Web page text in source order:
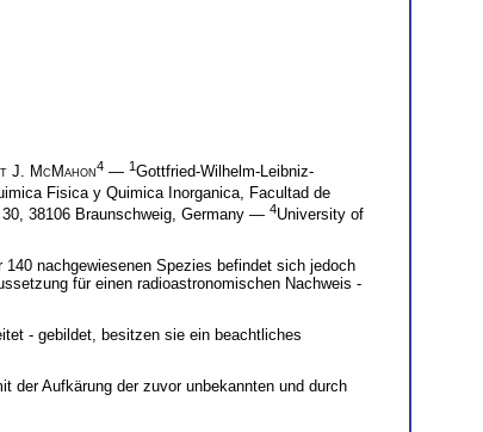
J. McMahon4 — 1Gottfried-Wilhelm-Leibniz-
Fisica y Quimica Inorganica, Facultad de
38106 Braunschweig, Germany — 4University of
nachgewiesenen Spezies befindet sich jedoch
für einen radioastronomischen Nachweis -
- gebildet, besitzen sie ein beachtliches
der Aufkärung der zuvor unbekannten und durch